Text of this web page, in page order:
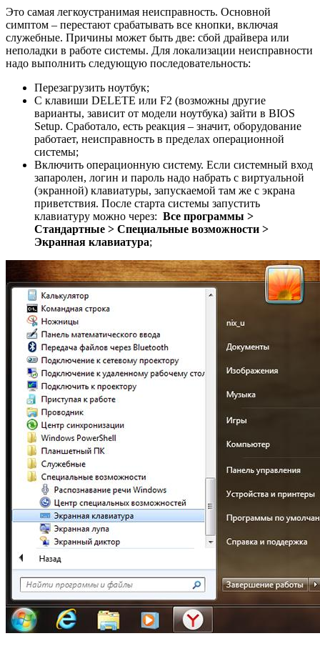
Это самая легкоустранимая неисправность. Основной
симптом – перестают срабатывать все кнопки, включая
служебные. Причины может быть две: сбой драйвера или
неполадки в работе системы. Для локализации неисправности
надо выполнить следующую последовательность:
Перезагрузить ноутбук;
С клавиши DELETE или F2 (возможны другие
варианты, зависит от модели ноутбука) зайти в BIOS
Setup. Сработало, есть реакция – значит, оборудование
работает, неисправность в пределах операционной
системы;
Включить операционную систему. Если системный вход
запаролен, логин и пароль надо набрать с виртуальной
(экранной) клавиатуры, запускаемой там же с экрана
приветствия. После старта системы запустить
клавиатуру можно через: Все программы >
Стандартные > Специальные возможности >
Экранная клавиатура;